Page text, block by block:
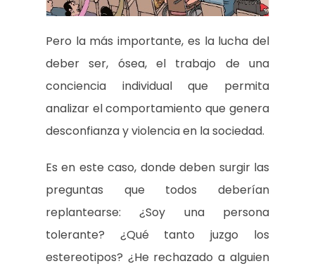
Pero la más importante, es la lucha del
deber ser, ósea, el trabajo de una
conciencia individual que permita
analizar el comportamiento que genera
desconfianza y violencia en la sociedad.
Es en este caso, donde deben surgir las
preguntas que todos deberían
replantearse: ¿Soy una persona
tolerante? ¿Qué tanto juzgo los
estereotipos? ¿He rechazado a alguien